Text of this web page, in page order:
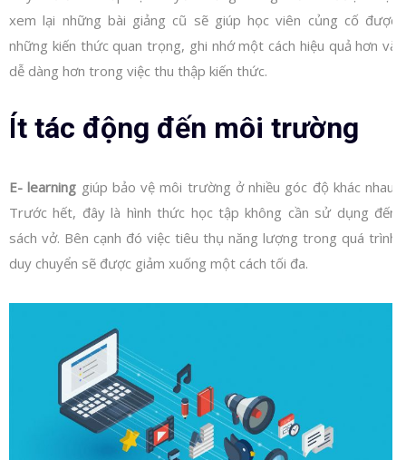
xem lại những bài giảng cũ sẽ giúp học viên củng cố được
những kiến thức quan trọng, ghi nhớ một cách hiệu quả hơn và
dễ dàng hơn trong việc thu thập kiến thức.
Ít tác động đến môi trường
E- learning giúp bảo vệ môi trường ở nhiều góc độ khác nhau.
Trước hết, đây là hình thức học tập không cần sử dụng đến
sách vở. Bên cạnh đó việc tiêu thụ năng lượng trong quá trình
duy chuyển sẽ được giảm xuống một cách tối đa.